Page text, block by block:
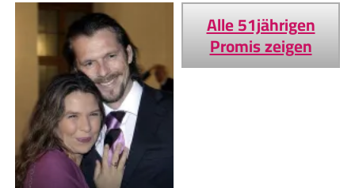
Alle 51jährigen
Promis zeigen